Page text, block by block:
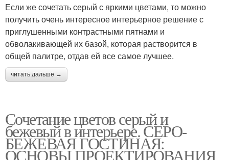
Если же сочетать серый с яркими цветами, то можно
получить очень интересное интерьерное решение с
приглушенными контрастными пятнами и
обволакивающей их базой, которая растворится в
общей палитре, отдав ей все самое лучшее.
читать дальше →
Сочетание цветов серый и
бежевый в интерьере. СЕРО-
БЕЖЕВАЯ ГОСТИНАЯ:
ОСНОВЫ ПРОЕКТИРОВАНИЯ